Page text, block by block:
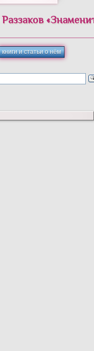
Раззаков«
книги и статьи о нём